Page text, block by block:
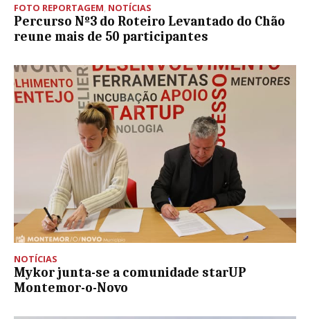
FOTO REPORTAGEM NOTÍCIAS
Percurso Nº3 do Roteiro Levantado do Chão
reune mais de 50 participantes
NOTÍCIAS
Mykor junta-se a comunidade starUP
Montemor-o-Novo